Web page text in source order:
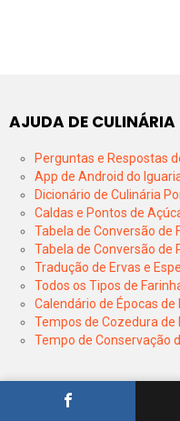
AJUDA DE CULINÁRIA
Perguntas e Respostas
App de Android do
Dicionário de Culinária
Caldas e Pontos de
Tabela de Conversão de
Tabela de Conversão de
Tradução de Ervas e
Todos os Tipos de
Calendário de Épocas
Tempos de Cozedura de
Tempo de Conservação